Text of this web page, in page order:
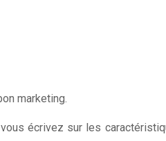
marketing.
écrivez sur les